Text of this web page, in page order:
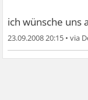
ich wünsche uns
23.09.2008 20:15 •